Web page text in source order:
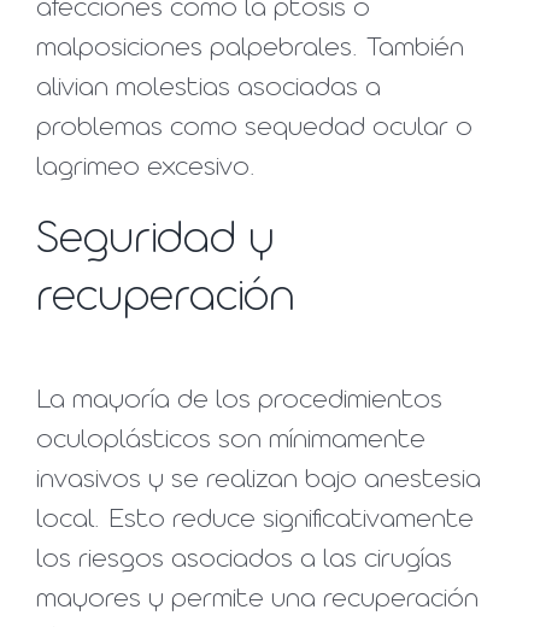
afecciones como la ptosis o
malposiciones palpebrales. También
alivian molestias asociadas a
problemas como sequedad ocular o
lagrimeo excesivo.
Seguridad y
recuperación
La mayoría de los procedimientos
oculoplásticos son mínimamente
invasivos y se realizan bajo anestesia
local. Esto reduce significativamente
los riesgos asociados a las cirugías
mayores y permite una recuperación